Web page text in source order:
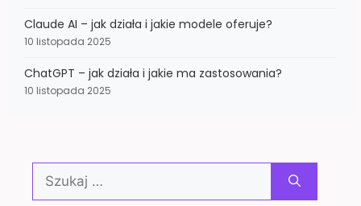
Claude AI – jak działa i jakie modele oferuje?
10 listopada 2025
ChatGPT – jak działa i jakie ma zastosowania?
10 listopada 2025
Szukaj: